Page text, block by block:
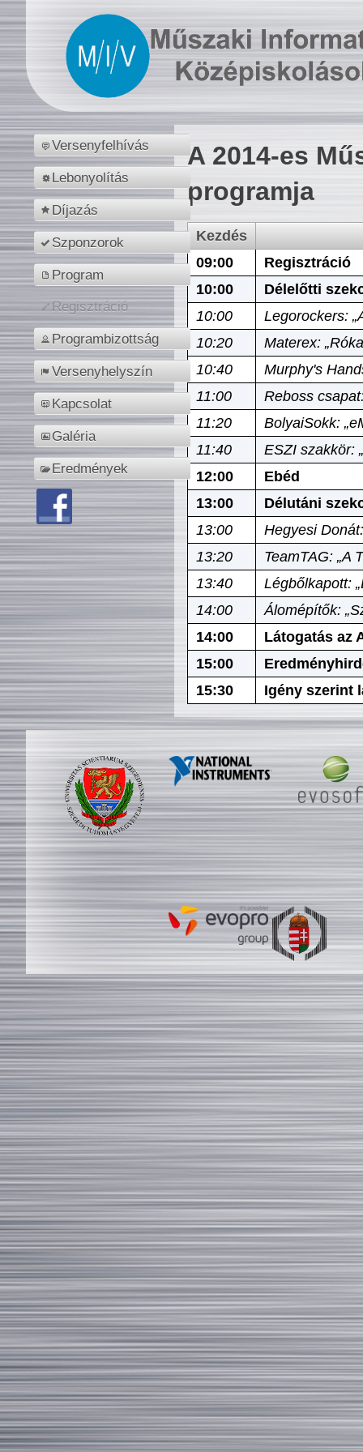
Versenyfelhívás
Lebonyolítás
Díjazás
Szponzorok
Program
Regisztráció
Programbizottság
Versenyhelyszín
Kapcsolat
Galéria
Eredmények
A 2014-es
programja
Kezdés
09:00
Regisztráció
10:00
Délelőtti
10:00
Legorockers:
10:20
Materex:
10:40
Murphy's
11:00
Reboss
11:20
BolyaiSokk:
11:40
ESZI szakkör:
12:00
Ebéd
13:00
Délutáni
13:00
Hegyesi
13:20
TeamTAG: „A
13:40
Légbőlkapott:
14:00
Álomépítők:
14:00
Látogatás az
15:00
15:30
Igény szerint